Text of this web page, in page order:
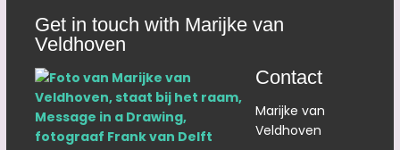
Get in touch with Marijke van
Veldhoven
Contact
Marijke van
Veldhoven